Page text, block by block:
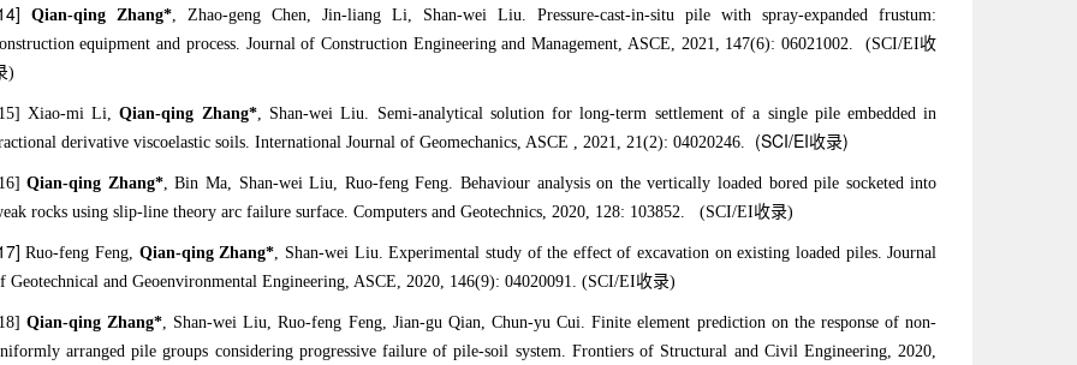
Qian-qing Zhang*, Zhao-geng Chen, Jin-liang Li, Shan-wei Liu. Pressure-cast-in-situ pile with spray-expanded frustum:
equipment and process. Journal of Construction Engineering and Management, ASCE, 2021, 147(6): 06021002. (SCI/EI收
)
Xiao-mi Li,Qian-qing Zhang*, Shan-wei Liu. Semi-analytical solution for long-term settlement of a single pile embedded in
derivative viscoelastic soils. International Journal of Geomechanics, ASCE , 2021, 21(2): 04020246. (SCI/EI收录)
Qian-qing Zhang*, Bin Ma, Shan-wei Liu, Ruo-feng Feng. Behaviour analysis on the vertically loaded bored pile socketed into
rocks using slip-line theory arc failure surface. Computers and Geotechnics, 2020, 128: 103852. (SCI/EI收录)
Ruo-feng Feng, Qian-qing Zhang*, Shan-wei Liu. Experimental study of the effect of excavation on existing loaded piles. Journal
Geotechnical and Geoenvironmental Engineering, ASCE, 2020, 146(9): 04020091. (SCI/EI收录)
Qian-qing Zhang*, Shan-wei Liu, Ruo-feng Feng, Jian-gu Qian, Chun-yu Cui. Finite element prediction on the response of non-
arranged pile groups considering progressive failure of pile-soil system. Frontiers of Structural and Civil Engineering, 2020,